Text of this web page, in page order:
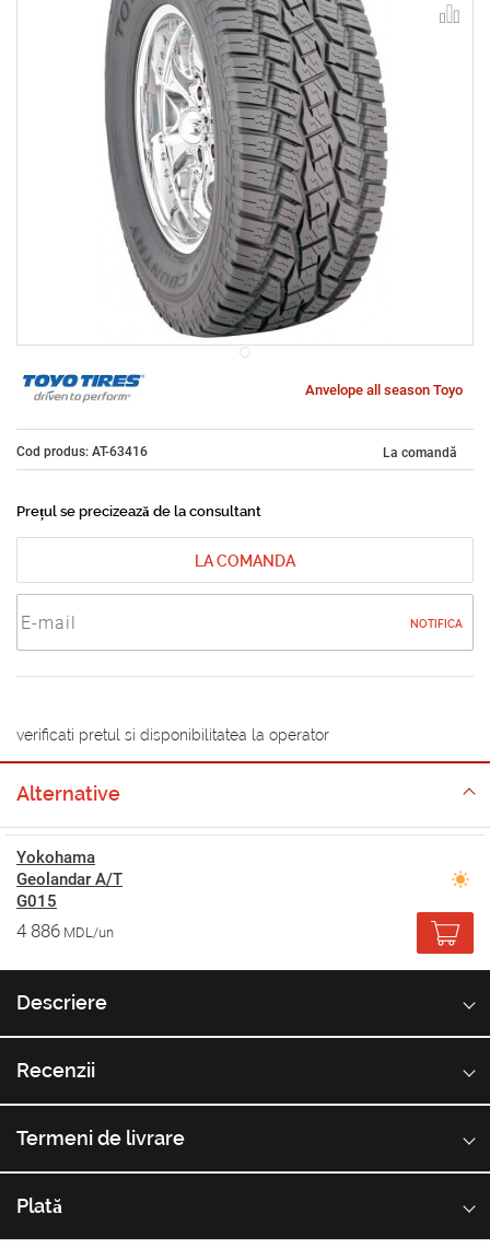
Anvelope all season Toyo
Cod produs: AT-63416 La comandă
Prețul se precizează de la consultant
LA COMANDA
NOTIFICA
verificati pretul si disponibilitatea la operator
Alternative
Yokohama
Geolandar A/T
G015
4 886 MDL/un
Descriere
Recenzii
Termeni de livrare
Plată